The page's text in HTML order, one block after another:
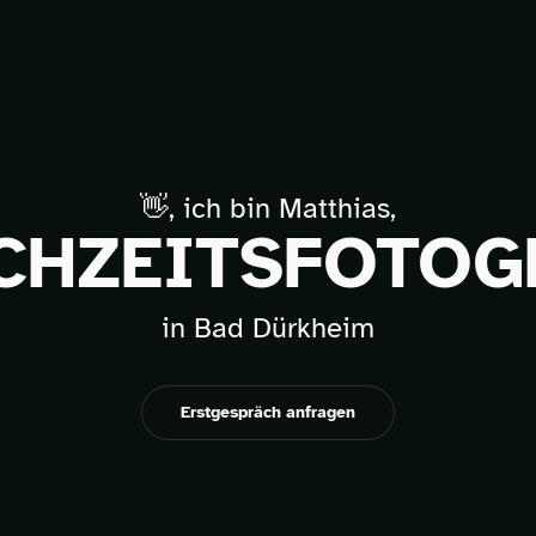
👋, ich bin Matthias,
in Bad Dürkheim
Erstgespräch anfragen